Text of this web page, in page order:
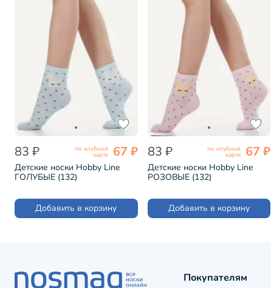
83 ₽ по клубной
карте 67 ₽
Детские носки Hobby Line
ГОЛУБЫЕ (132)
Добавить в корзину
83 ₽ по клубной
карте 67 ₽
Детские носки Hobby Line
РОЗОВЫЕ (132)
Добавить в корзину
Покупателям